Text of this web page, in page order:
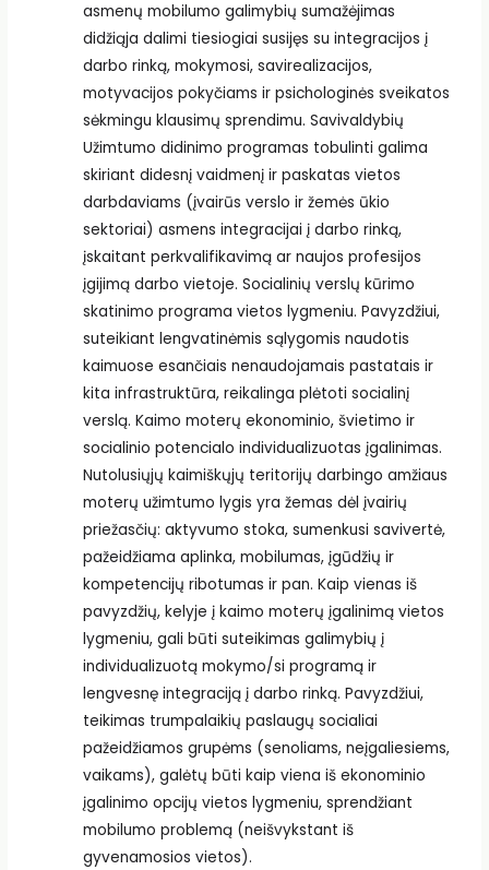
asmenų mobilumo galimybių sumažėjimas
didžiąja dalimi tiesiogiai susijęs su integracijos į
darbo rinką, mokymosi, savirealizacijos,
motyvacijos pokyčiams ir psichologinės sveikatos
sėkmingu klausimų sprendimu. Savivaldybių
Užimtumo didinimo programas tobulinti galima
skiriant didesnį vaidmenį ir paskatas vietos
darbdaviams (įvairūs verslo ir žemės ūkio
sektoriai) asmens integracijai į darbo rinką,
įskaitant perkvalifikavimą ar naujos profesijos
įgijimą darbo vietoje. Socialinių verslų kūrimo
skatinimo programa vietos lygmeniu. Pavyzdžiui,
suteikiant lengvatinėmis sąlygomis naudotis
kaimuose esančiais nenaudojamais pastatais ir
kita infrastruktūra, reikalinga plėtoti socialinį
verslą. Kaimo moterų ekonominio, švietimo ir
socialinio potencialo individualizuotas įgalinimas.
Nutolusiųjų kaimiškųjų teritorijų darbingo amžiaus
moterų užimtumo lygis yra žemas dėl įvairių
priežasčių: aktyvumo stoka, sumenkusi savivertė,
pažeidžiama aplinka, mobilumas, įgūdžių ir
kompetencijų ribotumas ir pan. Kaip vienas iš
pavyzdžių, kelyje į kaimo moterų įgalinimą vietos
lygmeniu, gali būti suteikimas galimybių į
individualizuotą mokymo/si programą ir
lengvesnę integraciją į darbo rinką. Pavyzdžiui,
teikimas trumpalaikių paslaugų socialiai
pažeidžiamos grupėms (senoliams, neįgaliesiems,
vaikams), galėtų būti kaip viena iš ekonominio
įgalinimo opcijų vietos lygmeniu, sprendžiant
mobilumo problemą (neišvykstant iš
gyvenamosios vietos).